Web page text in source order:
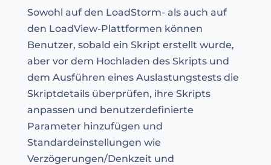
Sowohl auf den LoadStorm- als auch auf
den LoadView-Plattformen können
Benutzer, sobald ein Skript erstellt wurde,
aber vor dem Hochladen des Skripts und
dem Ausführen eines Auslastungstests die
Skriptdetails überprüfen, ihre Skripts
anpassen und benutzerdefinierte
Parameter hinzufügen und
Standardeinstellungen wie
Verzögerungen/Denkzeit und